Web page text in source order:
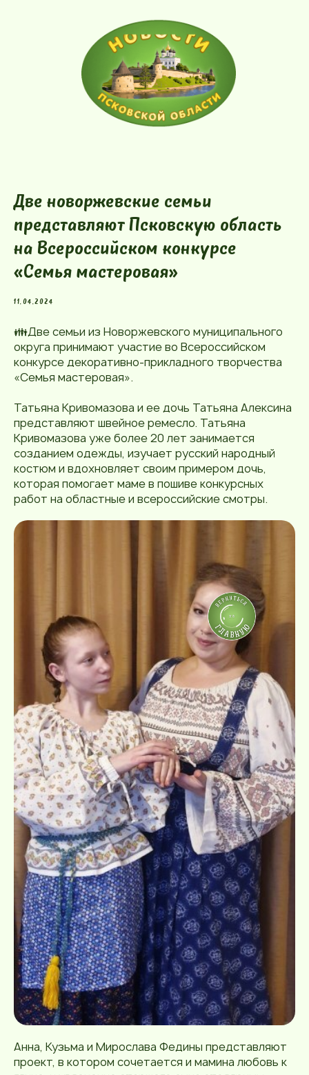
Две новоржевские семьи
представляют Псковскую область
на Всероссийском конкурсе
«Семья мастеровая»
11.04.2024
👪Две семьи из Новоржевского муниципального
округа принимают участие во Всероссийском
конкурсе декоративно-прикладного творчества
«Семья мастеровая».
Татьяна Кривомазова и ее дочь Татьяна Алексина
представляют швейное ремесло. Татьяна
Кривомазова уже более 20 лет занимается
созданием одежды, изучает русский народный
костюм и вдохновляет своим примером дочь,
которая помогает маме в пошиве конкурсных
работ на областные и всероссийские смотры.
Анна, Кузьма и Мирослава Федины представляют
проект, в котором сочетается и мамина любовь к